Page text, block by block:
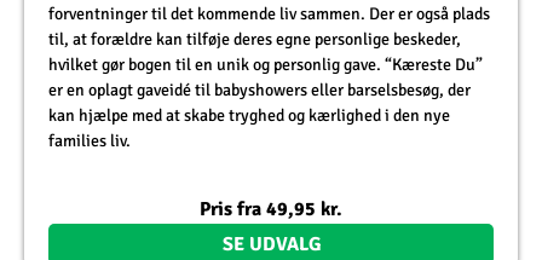
forventninger til det kommende liv sammen. Der er også plads
til, at forældre kan tilføje deres egne personlige beskeder,
hvilket gør bogen til en unik og personlig gave. “Kæreste Du”
er en oplagt gaveidé til babyshowers eller barselsbesøg, der
kan hjælpe med at skabe tryghed og kærlighed i den nye
families liv.
Pris fra 49,95 kr.
SE UDVALG